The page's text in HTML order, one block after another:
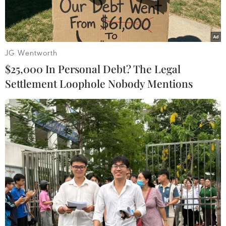
Hát dân ca quan họ tại Lễ hội Đền Đô Xuân Giáp Thìn. (Ảnh: Đỗ
Huyền/TTXVN)
Chủ tịch Ủy ban Nhân dân tỉnh Bắc Ninh Vương
Quốc Tuấn vừa chỉ đạo các đơn vị liên quan hỗ
trợ người dân địa phương và du khách tham
JG Wentworth
$25,000 In Personal Debt? The Legal
Settlement Loophole Nobody Mentions